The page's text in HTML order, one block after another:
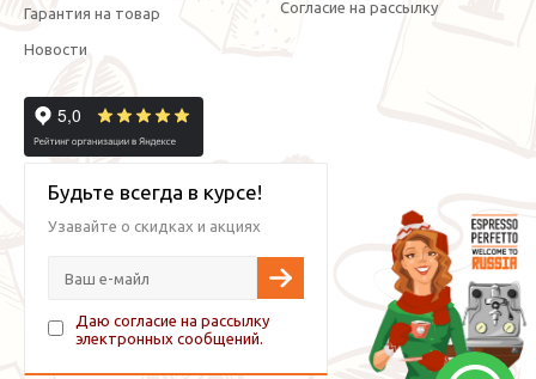
Гарантия на товар
Новости
Согласие на рассылку
Будьте всегда в курсе!
Узавайте о скидках и акциях
Даю согласие на рассылку
электронных сообщений.